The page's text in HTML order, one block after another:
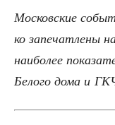
Мос­ков­ские
ко запе­чат­ле­ны
наи­бо­лее
Бело­го дома и